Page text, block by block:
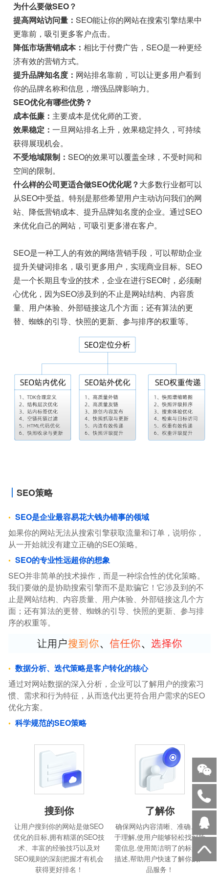
为什么要做SEO？
提高网站访问量：SEO能让你的网站在搜索引擎结果中
更靠前，吸引更多客户点击。
降低市场营销成本：相比于付费广告，SEO是一种更经
济有效的营销方式。
提升品牌知名度： 网站排名靠前，可以让更多用户看到
你的品牌名称和信息，增强品牌影响力。
SEO优化有哪些优势？
成本低廉： 主要成本是优化师的工资。
效果稳定：一旦网站排名上升，效果稳定持久，可持续
获得展现机会。
不受地域限制：SEO的效果可以覆盖全球，不受时间和
空间的限制。
什么样的公司更适合做SEO优化呢？大多数行业都可以
从SEO中受益。特别是那些希望用户主动访问我们的网
站、降低营销成本、提升品牌知名度的企业。通过SEO
来优化自己的网站，可吸引更多潜在客户。
SEO是一种工人的有效的网络营销手段，可以帮助企业
提升关键词排名，吸引更多用户，实现商业目标。SEO
是一个长期且专业的技术，企业在进行SEO时，必须耐
心优化，因为SEO涉及到的不止是网站结构、内容质
量、用户体验、外部链接这几个方面；还有算法的更
替、蜘蛛的引导、快照的更新、参与排序的权重等。
SEO策略
SEO是企业最容易花大钱办错事的领域
如果你的网站无法从搜索引擎获取流量和订单，说明你，
从一开始就没有建立正确的SEO策略。
SEO的专业性远超你的想象
SEO并非简单的技术操作，而是一种综合性的优化策略。
我们要做的是协助搜索引擎而不是欺骗它！它涉及到的不
止是网站结构、内容质量、用户体验、外部链接这几个方
面；还有算法的更替、蜘蛛的引导、快照的更新、参与排
序的权重等。
数据分析、迭代策略是客户转化的核心
通过对网站数据的深入分析，企业可以了解用户的搜索习
惯、需求和行为特征，从而迭代出更符合用户需求的SEO
优化方案。
科学规范的SEO策略
搜到你
让用户搜到你的网站是做SEO
优化的目标,拥有精湛的SEO技
术、丰富的经验技巧以及对
SEO规则的深刻把握才有机会
获得更好排名！
了解你
确保网站内容清晰、准确、易
于理解,使用户能够轻松找到所
需信息.使用简洁明了的标题和
描述,帮助用户快速了解你的产
品服务！